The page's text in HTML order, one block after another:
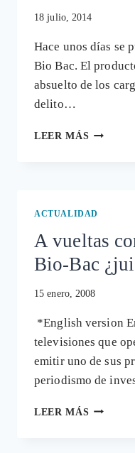
18 julio, 2014
Hace unos días se
Bio Bac. El
absuelto de los
delito…
LEER MÁS
PODIDO
MILES
VIDAS»
ACTUALIDAD
A vueltas
Bio-Bac
15 enero, 2008
*English version
televisiones que
emitir uno de sus
periodismo de
LEER MÁS A